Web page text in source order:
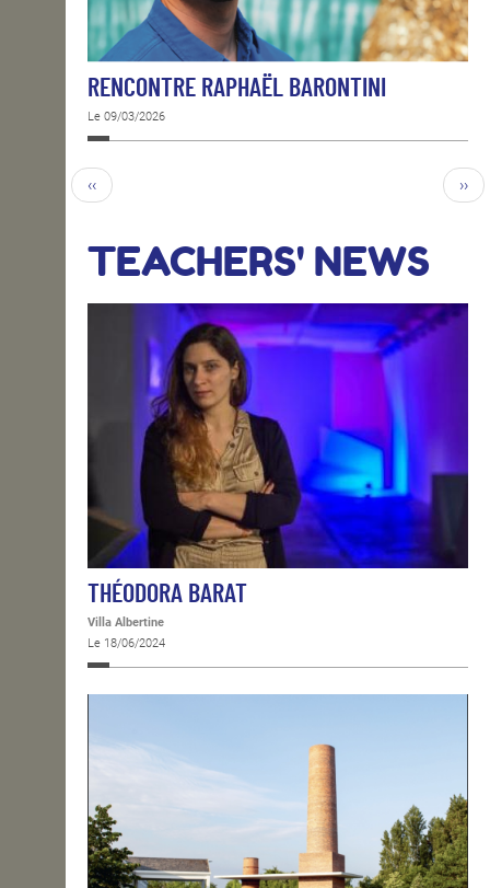
RENCONTRE RAPHAËL BARONTINI
Le 09/03/2026
‹‹ ››
TEACHERS' NEWS
THÉODORA BARAT
Villa Albertine
Le 18/06/2024